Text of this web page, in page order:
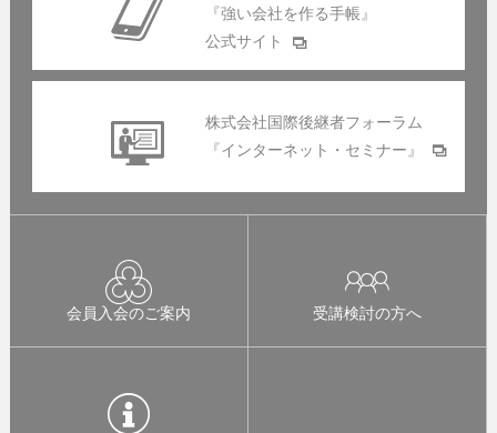
『強い会社を作る手帳』
公式サイト
株式会社国際後継者フォーラム
『インターネット・セミナー』
会員入会のご案内 受講検討の方へ